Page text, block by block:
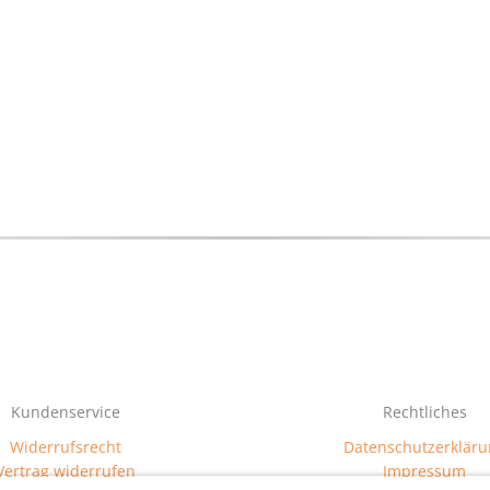
Kundenservice
Widerrufsrecht
widerrufen
Rechtliches
Impressum